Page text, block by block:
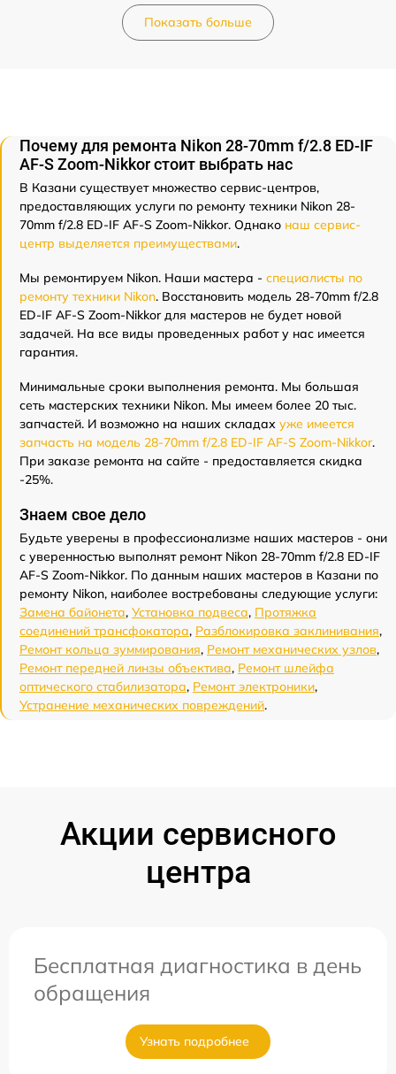
Показать больше
Почему для ремонта Nikon 28-70mm f/2.8 ED-IF
AF-S Zoom-Nikkor стоит выбрать нас
В Казани существует множество сервис-центров,
предоставляющих услуги по ремонту техники Nikon 28-
70mm f/2.8 ED-IF AF-S Zoom-Nikkor. Однако наш сервис-
центр выделяется преимуществами.
Мы ремонтируем Nikon. Наши мастера - специалисты по
ремонту техники Nikon. Восстановить модель 28-70mm f/2.8
ED-IF AF-S Zoom-Nikkor для мастеров не будет новой
задачей. На все виды проведенных работ у нас имеется
гарантия.
Минимальные сроки выполнения ремонта. Мы большая
сеть мастерских техники Nikon. Мы имеем более 20 тыс.
запчастей. И возможно на наших складах уже имеется
запчасть на модель 28-70mm f/2.8 ED-IF AF-S Zoom-Nikkor.
При заказе ремонта на сайте - предоставляется скидка
-25%.
Знаем свое дело
Будьте уверены в профессионализме наших мастеров - они
с уверенностью выполнят ремонт Nikon 28-70mm f/2.8 ED-IF
AF-S Zoom-Nikkor. По данным наших мастеров в Казани по
ремонту Nikon, наиболее востребованы следующие услуги:
Замена байонета, Установка подвеса, Протяжка
соединений трансфокатора, Разблокировка заклинивания,
Ремонт кольца зуммирования, Ремонт механических узлов,
Ремонт передней линзы объектива, Ремонт шлейфа
оптического стабилизатора, Ремонт электроники,
Устранение механических повреждений.
Акции сервисного
центра
Бесплатная диагностика в день
обращения
Узнать подробнее